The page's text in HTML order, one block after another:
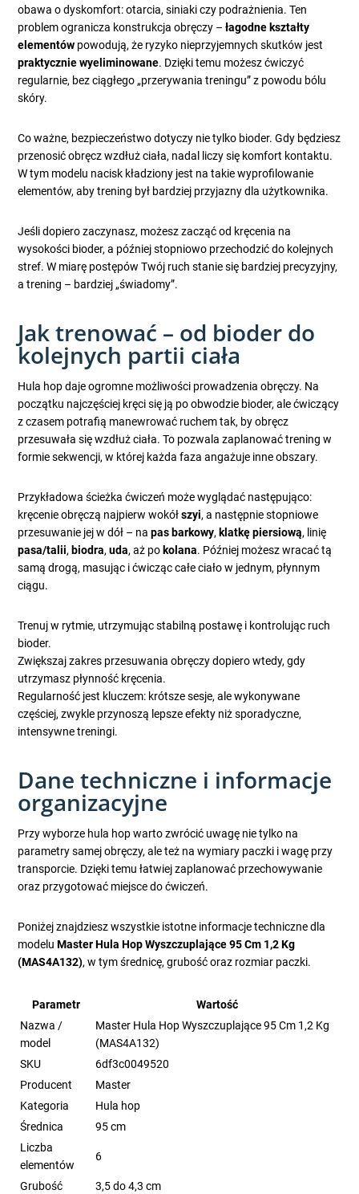
obawa o dyskomfort: otarcia, siniaki czy podrażnienia. Ten
problem ogranicza konstrukcja obręczy –łagodne kształty
elementów powodują, że ryzyko nieprzyjemnych skutków jest
praktycznie wyeliminowane. Dzięki temu możesz ćwiczyć
regularnie, bez ciągłego „przerywania treningu” z powodu bólu
skóry.
Co ważne, bezpieczeństwo dotyczy nie tylko bioder. Gdy będziesz
przenosić obręcz wzdłuż ciała, nadal liczy się komfort kontaktu.
W tym modelu nacisk kładziony jest na takie wyprofilowanie
elementów, aby trening był bardziej przyjazny dla użytkownika.
Jeśli dopiero zaczynasz, możesz zacząć od kręcenia na
wysokości bioder, a później stopniowo przechodzić do kolejnych
stref. W miarę postępów Twój ruch stanie się bardziej precyzyjny,
a trening – bardziej „świadomy”.
Jak trenować – od bioder do
kolejnych partii ciała
Hula hop daje ogromne możliwości prowadzenia obręczy. Na
początku najczęściej kręci się ją po obwodzie bioder, ale ćwiczący
z czasem potrafią manewrować ruchem tak, by obręcz
przesuwała się wzdłuż ciała. To pozwala zaplanować trening w
formie sekwencji, w której każda faza angażuje inne obszary.
Przykładowa ścieżka ćwiczeń może wyglądać następująco:
kręcenie obręczą najpierw wokółszyi, a następnie stopniowe
przesuwanie jej w dół – napas barkowy, klatkę piersiową, linię
pasa/talii, biodra,uda, aż po kolana. Później możesz wracać tą
samą drogą, masując i ćwicząc całe ciało w jednym, płynnym
ciągu.
Trenuj w rytmie, utrzymując stabilną postawę i kontrolując ruch
bioder.
Zwiększaj zakres przesuwania obręczy dopiero wtedy, gdy
utrzymasz płynność kręcenia.
Regularność jest kluczem: krótsze sesje, ale wykonywane
częściej, zwykle przynoszą lepsze efekty niż sporadyczne,
intensywne treningi.
Dane techniczne i informacje
organizacyjne
Przy wyborze hula hop warto zwrócić uwagę nie tylko na
parametry samej obręczy, ale też na wymiary paczki i wagę przy
transporcie. Dzięki temu łatwiej zaplanować przechowywanie
oraz przygotować miejsce do ćwiczeń.
Poniżej znajdziesz wszystkie istotne informacje techniczne dla
modeluMaster Hula Hop Wyszczuplające 95 Cm 1,2 Kg
(MAS4A132), w tym średnicę, grubość oraz rozmiar paczki.
Parametr
Wartość
Nazwa /
model
Master Hula Hop Wyszczuplające 95 Cm 1,2 Kg
(MAS4A132)
SKU
6df3c0049520
Producent
Master
Kategoria
Hula hop
Średnica
95 cm
Liczba
elementów
6
Grubość
3,5 do 4,3 cm